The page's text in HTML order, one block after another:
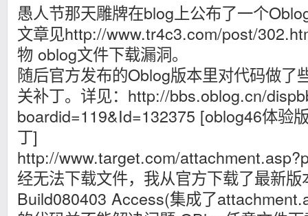
愚人节那天雕牌在blog上公布了一个
文章见http://www.tr4c3.com/post/
物 oblog文件下载漏洞。
随后官方发布的Oblog版本里对代码做了
关补丁。详见：http://bbs.oblog.cn/
boardid=119&Id=132375 [oblog46体验
丁]
http://www.target.com/
经无法下载文件，我从官方下载了最新
Build080403 Access(集成了